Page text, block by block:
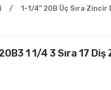
1-1/4'' 20B Üç Sıra Zincir
1 1/4 3 Sıra 17 Diş